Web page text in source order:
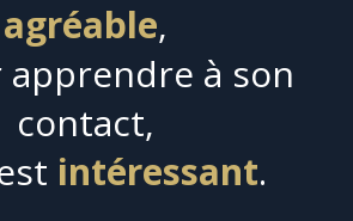
agréable,
à son
contact,
intéressant.